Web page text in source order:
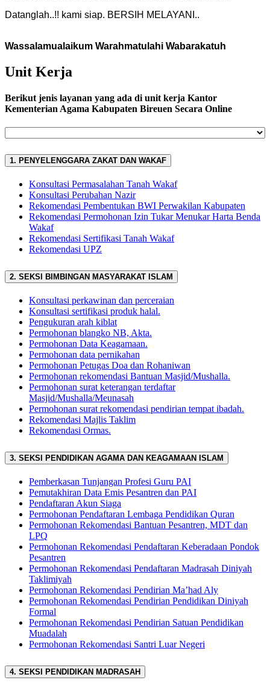
Datanglah..!! kami siap. BERSIH MELAYANI..
Wassalamualaikum Warahmatulahi Wabarakatuh
Unit Kerja
Berikut jenis layanan yang ada di unit kerja Kantor
Kementerian Agama Kabupaten Bireuen Secara Online
1. PENYELENGGARA ZAKAT DAN WAKAF
Konsultasi Permasalahan Tanah Wakaf
Konsultasi Perubahan Nazir
Rekomendasi Pembentukan BWI Perwakilan Kabupaten
Rekomendasi Permohonan Izin Tukar Menukar Harta Benda
Wakaf
Rekomendasi Sertifikasi Tanah Wakaf
Rekomendasi UPZ
2. SEKSI BIMBINGAN MASYARAKAT ISLAM
Konsultasi perkawinan dan perceraian
Konsultasi sertifikasi produk halal.
Pengukuran arah kiblat
Permohonan blangko NB, Akta.
Permohonan Data Keagamaan.
Permohonan data pernikahan
Permohonan Petugas Doa dan Rohaniwan
Permohonan rekomendasi Bantuan Masjid/Mushalla.
Permohonan surat keterangan terdaftar
Masjid/Mushalla/Meunasah
Permohonan surat rekomendasi pendirian tempat ibadah.
Rekomendasi Majlis Taklim
Rekomendasi Ormas.
3. SEKSI PENDIDIKAN AGAMA DAN KEAGAMAAN ISLAM
Pemberkasan Tunjangan Profesi Guru PAI
Pemutakhiran Data Emis Pesantren dan PAI
Pendaftaran Akun Siaga
Permohonan Pendaftaran Lembaga Pendidikan Quran
Permohonan Rekomendasi Bantuan Pesantren, MDT dan
LPQ
Permohonan Rekomendasi Pendaftaran Keberadaan Pondok
Pesantren
Permohonan Rekomendasi Pendaftaran Madrasah Diniyah
Taklimiyah
Permohonan Rekomendasi Pendirian Ma’had Aly
Permohonan Rekomendasi Pendirian Pendidikan Diniyah
Formal
Permohonan Rekomendasi Pendirian Satuan Pendidikan
Muadalah
Permohonan Rekomendasi Santri Luar Negeri
4. SEKSI PENDIDIKAN MADRASAH